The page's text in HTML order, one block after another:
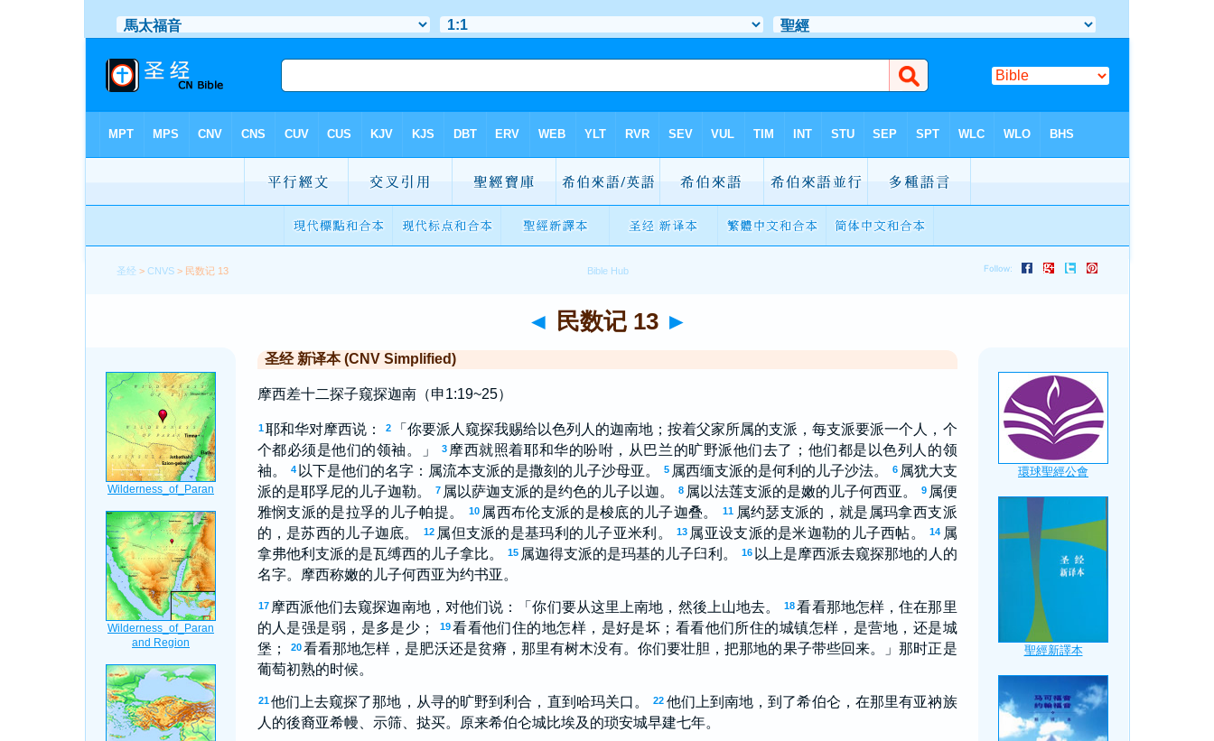
圣经 >CNVS > 民数记 13
◄ 民数记 13 ►
圣经 新译本 (CNV Simplified)
摩西差十二探子窥探迦南（申1:19~25）
1 耶和华对摩西说： 2
「你要派人窥探我赐给以色列人的迦南地；按着父家所属的支派，每支派要派一个人，个
个都必须是他们的领袖。」
3 摩西就照着耶和华的吩咐，从巴兰的旷野派他们去了；他们都是以色列人的领
袖。
4 以下是他们的名字：属流本支派的是撒刻的儿子沙母亚。 5 属西缅支派的是何利的儿子沙法。 6 属犹大支
派的是耶孚尼的儿子迦勒。
7 属以萨迦支派的是约色的儿子以迦。 8 属以法莲支派的是嫩的儿子何西亚。 9 属便
雅悯支派的是拉孚的儿子帕提。
10 属西布伦支派的是梭底的儿子迦叠。 11 属约瑟支派的，就是属玛拿西支派
的，是苏西的儿子迦底。
12 属但支派的是基玛利的儿子亚米利。 13 属亚设支派的是米迦勒的儿子西帖。 14 属
拿弗他利支派的是瓦缚西的儿子拿比。
15 属迦得支派的是玛基的儿子臼利。 16 以上是摩西派去窥探那地的人的
名字。摩西称嫩的儿子何西亚为约书亚。
17 摩西派他们去窥探迦南地，对他们说：「你们要从这里上南地，然後上山地去。 18看看那地怎样，住在那里
的人是强是弱，是多是少；
19看看他们住的地怎样，是好是坏；看看他们所住的城镇怎样，是营地，还是城
堡；
20看看那地怎样，是肥沃还是贫瘠，那里有树木没有。你们要壮胆，把那地的果子带些回来。」那时正是
葡萄初熟的时候。
21 他们上去窥探了那地，从寻的旷野到利合，直到哈玛关口。 22 他们上到南地，到了希伯仑，在那里有亚衲族
人的後裔亚希幔、示筛、挞买。原来希伯仑城比埃及的琐安城早建七年。